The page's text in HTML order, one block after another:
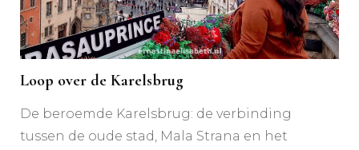
Loop over de Karelsbrug
De beroemde Karelsbrug: de verbinding
tussen de oude stad, Mala Strana en het